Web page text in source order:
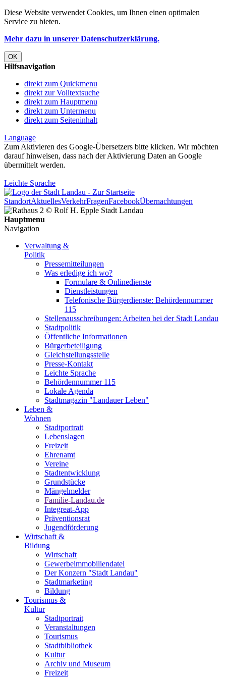
Diese Website verwendet Cookies, um Ihnen einen optimalen
Service zu bieten.
Mehr dazu in unserer Datenschutzerklärung.
OK
Hilfsnavigation
direkt zum Quickmenu
direkt zur Volltextsuche
direkt zum Hauptmenu
direkt zum Untermenu
direkt zum Seiteninhalt
Language
Zum Aktivieren des Google-Übersetzers bitte klicken. Wir möchten
darauf hinweisen, dass nach der Aktivierung Daten an Google
übermittelt werden.
Leichte Sprache
StandortAktuellesVerkehrFragenFacebookÜbernachtungen
Hauptmenu
Navigation
Verwaltung &
Politik
Pressemitteilungen
Was erledige ich wo?
Formulare & Onlinedienste
Dienstleistungen
Telefonische Bürgerdienste: Behördennummer
115
Stellenausschreibungen: Arbeiten bei der Stadt Landau
Stadtpolitik
Öffentliche Informationen
Bürgerbeteiligung
Gleichstellungsstelle
Presse-Kontakt
Leichte Sprache
Behördennummer 115
Lokale Agenda
Stadtmagazin "Landauer Leben"
Leben &
Wohnen
Stadtportrait
Lebenslagen
Freizeit
Ehrenamt
Vereine
Stadtentwicklung
Grundstücke
Mängelmelder
Familie-Landau.de
Integreat-App
Präventionsrat
Jugendförderung
Wirtschaft &
Bildung
Wirtschaft
Gewerbeimmobiliendatei
Der Konzern "Stadt Landau"
Stadtmarketing
Bildung
Tourismus &
Kultur
Stadtportrait
Veranstaltungen
Tourismus
Stadtbibliothek
Kultur
Archiv und Museum
Freizeit